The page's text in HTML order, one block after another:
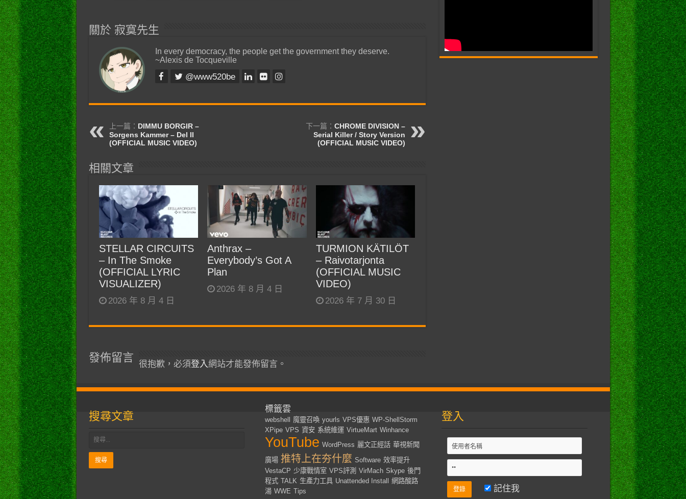
關於 寂寞先生
In every democracy, the people get the government they deserve.
~Alexis de Tocqueville
@www520be
上一篇： DIMMU BORGIR –
Sorgens Kammer – Del II
(OFFICIAL MUSIC VIDEO)
下一篇： CHROME DIVISION –
Serial Killer / Story Version
(OFFICIAL MUSIC VIDEO)
相關文章
STELLAR CIRCUITS
– In The Smoke
(OFFICIAL LYRIC
VISUALIZER)
2026 年 8 月 4 日
Anthrax –
Everybody’s Got A
Plan
2026 年 8 月 4 日
TURMION KÄTILÖT
– Raivotarjonta
(OFFICIAL MUSIC
VIDEO)
2026 年 7 月 30 日
發佈留言
很抱歉，必須登入網站才能發佈留言。
搜尋文章
標籤雲
webshell 魔靈召喚 yourls VPS優惠 WP-ShellStorm
XPipe VPS 資安 系統維運 VirtueMart Winhance
YouTube WordPress 麗文正經話 華視新聞
廣場 推特上在夯什麼 Software 效率提升
VestaCP 少康戰情室 VPS評測 VirMach Skype 後門
程式 TALK 生產力工具 Unattended Install
網路酸路
湯 WWE Tips
登入
記住我